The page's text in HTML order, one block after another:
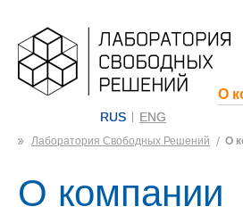
RUS ENG
О
Лаборатория Свободных Решений О
О компании